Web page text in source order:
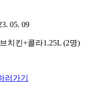
05. 09
치킨+콜라1.25L (2명)
러가기